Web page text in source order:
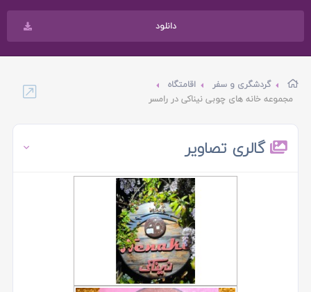
دانلود
گردشگری و سفر
اقامتگاه
مجموعه خانه های چوبی نیناکی در رامسر
گالری تصاویر